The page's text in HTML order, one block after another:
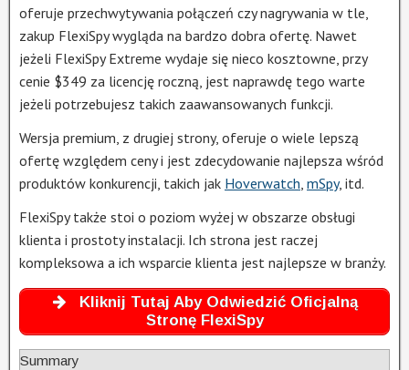
oferuje przechwytywania połączeń czy nagrywania w tle,
zakup FlexiSpy wygląda na bardzo dobra ofertę. Nawet
jeżeli FlexiSpy Extreme wydaje się nieco kosztowne, przy
cenie $349 za licencję roczną, jest naprawdę tego warte
jeżeli potrzebujesz takich zaawansowanych funkcji.
Wersja premium, z drugiej strony, oferuje o wiele lepszą
ofertę względem ceny i jest zdecydowanie najlepsza wśród
produktów konkurencji, takich jak Hoverwatch mSpy, itd.
FlexiSpy także stoi o poziom wyżej w obszarze obsługi
klienta i prostoty instalacji. Ich strona jest raczej
kompleksowa a ich wsparcie klienta jest najlepsze w branży.
Kliknij Tutaj Aby Odwiedzić Oficjalną
Stronę FlexiSpy
Summary